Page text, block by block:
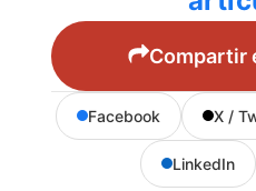
Compartir
Facebook X /
LinkedIn